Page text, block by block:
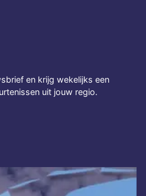
en krijg wekelijks een
uit jouw regio.